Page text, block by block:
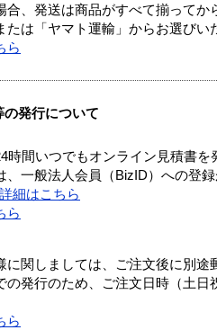
、発送は商品がすべて揃ってか
は「ヤマト運輸」からお選びい
ら
の発行について
間いつでもオンライン見積書を
一般法人会員（BizID）への登録
細はこちら
ら
関しましては、ご注文後に別途
の発行のため、ご注文日時（土
ら